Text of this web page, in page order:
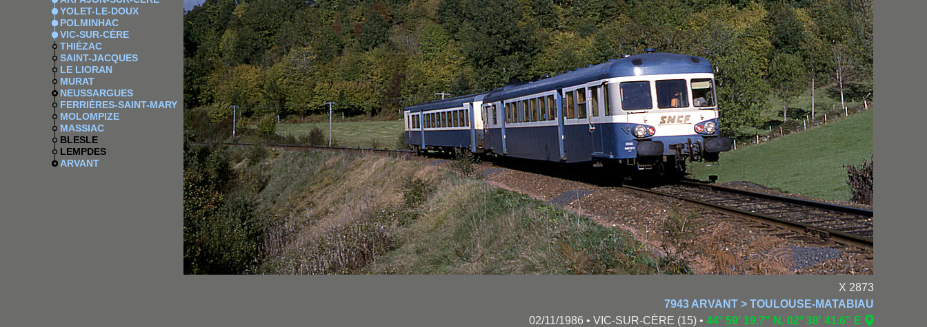
YOLET-LE-DOUX
POLMINHAC
VIC-SUR-CÈRE
THIÉZAC
SAINT-JACQUES
LE LIORAN
MURAT
NEUSSARGUES
FERRIÈRES-SAINT-MARY
MOLOMPIZE
MASSIAC
BLESLE
LEMPDES
ARVANT
X 2873
7943 ARVANT > TOULOUSE-MATABIAU
02/11/1986 • VIC-SUR-CÈRE (15) • 44° 59' 19.7" N, 02° 38' 41.6" E